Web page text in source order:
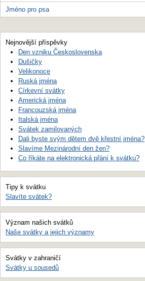
Jméno pro psa
Nejnovější příspěvky
Den vzniku Československa
Dušičky
Velikonoce
Ruská jména
Církevní svátky
Americká jména
Francouzská jména
Italská jména
Svátek zamilovaných
Dali byste svým dětem dvě křestní jména?
Slavíme Mezinárodní den žen?
Co říkáte na elektronická přání k svátku?
Tipy k svátku
Slavíte svátek?
Význam našich svátků
Naše svátky a jejich významy
Svátky v zahraničí
Svátky u sousedů